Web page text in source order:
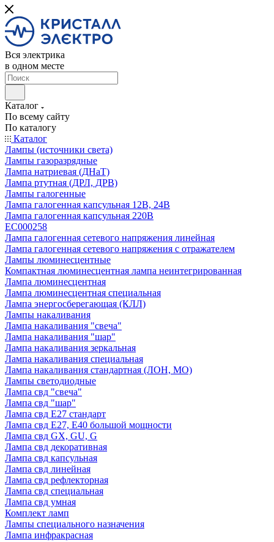
Вся электрика
в одном месте
Каталог
По всему сайту
По каталогу
Каталог
Лампы (источники света)
Лампы газоразрядные
Лампа натриевая (ДНаТ)
Лампа ртутная (ДРЛ, ДРВ)
Лампы галогенные
Лампа галогенная капсульная 12В, 24В
Лампа галогенная капсульная 220В
EC000258
Лампа галогенная сетевого напряжения линейная
Лампа галогенная сетевого напряжения с отражателем
Лампы люминесцентные
Компактная люминесцентная лампа неинтегрированная
Лампа люминесцентная
Лампа люминесцентная специальная
Лампа энергосберегающая (КЛЛ)
Лампы накаливания
Лампа накаливания "свеча"
Лампа накаливания "шар"
Лампа накаливания зеркальная
Лампа накаливания специальная
Лампа накаливания стандартная (ЛОН, МО)
Лампы светодиодные
Лампа свд "свеча"
Лампа свд "шар"
Лампа свд E27 стандарт
Лампа свд E27, Е40 большой мощности
Лампа свд GX, GU, G
Лампа свд декоративная
Лампа свд капсульная
Лампа свд линейная
Лампа свд рефлекторная
Лампа свд специальная
Лампа свд умная
Комплект ламп
Лампы специального назначения
Лампа инфракрасная